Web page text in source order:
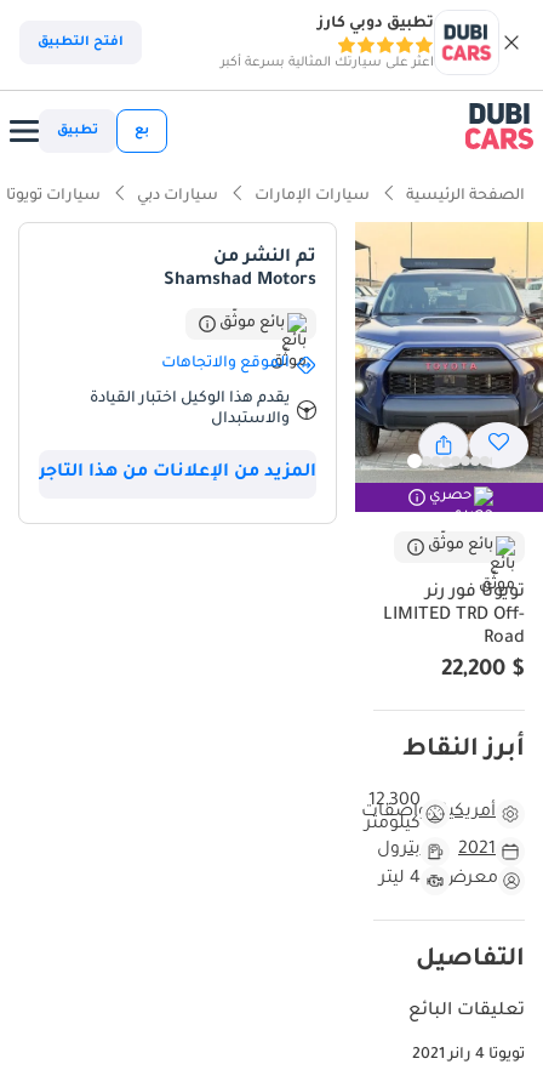
تطبيق دوبي كارز
اعثر على سيارتك المثالية بسرعة أكبر
افتح التطبيق
بع تطبيق
الصفحة الرئيسية سيارات الإمارات سيارات دبي سيارات تويوتا
حصري
بائع موثّق
تويوتا فور رنر
LIMITED TRD Off-
Road
$ 22,200
أبرز النقاط
أمريكيةمواصفات
12,300
كيلومتر
2021
بترول
معرض
4 ليتر
التفاصيل
تعليقات البائع
تويوتا 4 رانر 2021
تم النشر من
Shamshad Motors
بائع موثّق
الموقع والاتجاهات
يقدم هذا الوكيل اختبار القيادة
والاستبدال
المزيد من الإعلانات من هذا التاجر
ذكاء دوبي كارز
ذكاء دوبيكارز
مصمم خصيصًا للطرق الوعرة
معيار نظام الصوت من الدرجة الأولى
أقل معدل استهلاك في فئته
ملخص
تتميز هذه السيارة تحديدًا في سوق دول مجلس التعاون الخليجي بجودتها
العالية الاستثنائية، ويعود ذلك بشكل أساسي إلى انخفاض عداد
مسافة 12,300 كيلومتر فقط خلال ثلاث سنوات، وهو أقل بكثير من
سيارة تُشعره وتُشغّله وكأنها أحدث بكثير. تضمن لك الفئة الأعلى تجهيزًا
عدم التنازل المعتاد بين الأداء القوي والفخامة الداخلية، موفرةً مستوى من
الراحة غالبًا ما يفتقر إليه هذا النوع من السيارات. وبينما يُعد اللون الأزرق
تجعله من أكثر الاستثمارات أمانًا من حيث الحفاظ على قيمته على المدى
يومية موثوقة وسيارة مثالية لرحلات نهاية الأسبوع، قادرة على تلبية
بين منصة ميكانيكية مجربة وتقنية حديثة تسمح بانتقالات سلسة بين
التنقل في المدينة ومغامرات الصحراء.
مقارنة هذه السيارة بسيارات تويوتا فور رنر الأخرى موديل
مجلس التعاون الخليجي، يبرز اختلافٌ ملحوظٌ في عدد الكيلومترات
المقطوعة. ففي منطقةٍ تُستخدم فيها سيارات الدفع الرباعي بكثرةٍ
للتنقلات الطويلة بين الإمارات أو للسفر عبر الحدود، تُعدّ رؤية سيارةٍ